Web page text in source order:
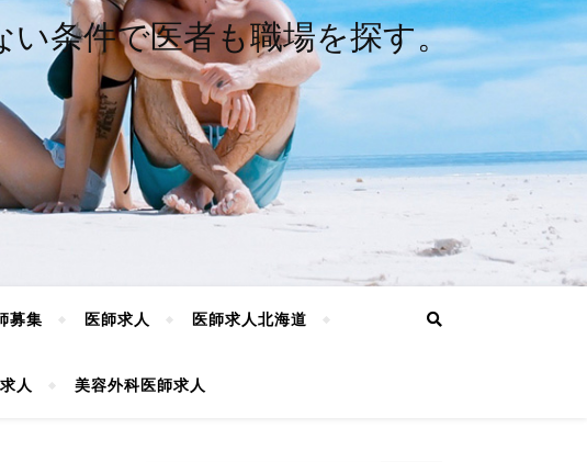
条件で医者も職場を探す。
募集 医師求人 医師求人北海道
人 美容外科医師求人